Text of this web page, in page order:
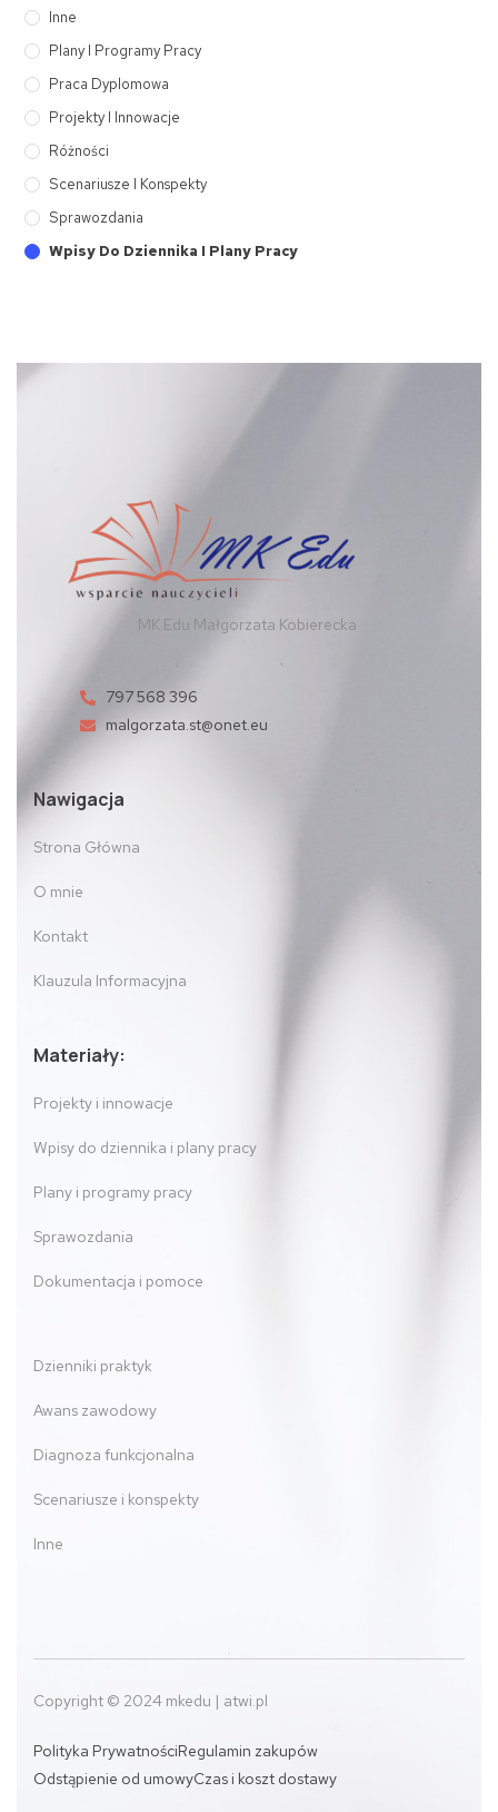
Inne
Plany I Programy Pracy
Praca Dyplomowa
Projekty I Innowacje
Różności
Scenariusze I Konspekty
Sprawozdania
Wpisy Do Dziennika I Plany Pracy
MK Edu Małgorzata Kobierecka
797 568 396
malgorzata.st@onet.eu
Nawigacja
Strona Główna
O mnie
Kontakt
Klauzula Informacyjna
Materiały:
Projekty i innowacje
Wpisy do dziennika i plany pracy
Plany i programy pracy
Sprawozdania
Dokumentacja i pomoce
Dzienniki praktyk
Awans zawodowy
Diagnoza funkcjonalna
Scenariusze i konspekty
Inne
Copyright © 2024 mkedu | atwi.pl
Polityka PrywatnościRegulamin zakupów
Odstąpienie od umowyCzas i koszt dostawy